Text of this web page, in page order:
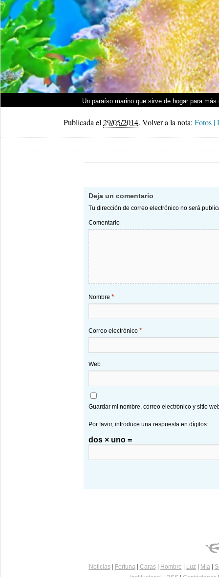
Un paraíso marino que sirve de hogar para
Publicada el 29/05/2014. Volver a la nota: Fotos |
Deja un comentario
Tu dirección de correo electrónico no será
Comentario
Nombre *
Correo electrónico *
Web
Guardar mi nombre, correo electrónico y sitio
Por favor, introduce una respuesta en dígitos:
dos × uno =
Noticias| Fortuna| Caras| Hombre Luz| Mía|